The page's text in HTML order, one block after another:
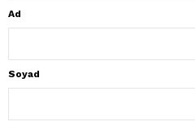
Ad
Soyad